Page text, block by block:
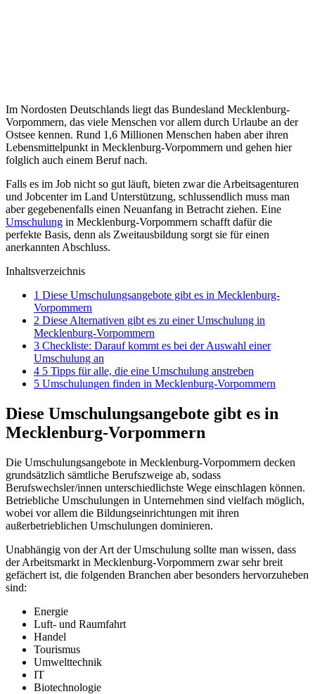
Im Nordosten Deutschlands liegt das Bundesland Mecklenburg-
Vorpommern, das viele Menschen vor allem durch Urlaube an der
Ostsee kennen. Rund 1,6 Millionen Menschen haben aber ihren
Lebensmittelpunkt in Mecklenburg-Vorpommern und gehen hier
folglich auch einem Beruf nach.
Falls es im Job nicht so gut läuft, bieten zwar die Arbeitsagenturen
und Jobcenter im Land Unterstützung, schlussendlich muss man
aber gegebenenfalls einen Neuanfang in Betracht ziehen. Eine
Umschulung in Mecklenburg-Vorpommern schafft dafür die
perfekte Basis, denn als Zweitausbildung sorgt sie für einen
anerkannten Abschluss.
Inhaltsverzeichnis
1 Diese Umschulungsangebote gibt es in Mecklenburg-
Vorpommern
2 Diese Alternativen gibt es zu einer Umschulung in
Mecklenburg-Vorpommern
3 Checkliste: Darauf kommt es bei der Auswahl einer
Umschulung an
4 5 Tipps für alle, die eine Umschulung anstreben
5 Umschulungen finden in Mecklenburg-Vorpommern
Diese Umschulungsangebote gibt es in
Mecklenburg-Vorpommern
Die Umschulungsangebote in Mecklenburg-Vorpommern decken
grundsätzlich sämtliche Berufszweige ab, sodass
Berufswechsler/innen unterschiedlichste Wege einschlagen können.
Betriebliche Umschulungen in Unternehmen sind vielfach möglich,
wobei vor allem die Bildungseinrichtungen mit ihren
außerbetrieblichen Umschulungen dominieren.
Unabhängig von der Art der Umschulung sollte man wissen, dass
der Arbeitsmarkt in Mecklenburg-Vorpommern zwar sehr breit
gefächert ist, die folgenden Branchen aber besonders hervorzuheben
sind:
Energie
Luft- und Raumfahrt
Handel
Tourismus
Umwelttechnik
IT
Biotechnologie